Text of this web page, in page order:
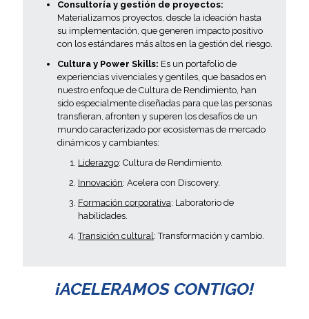
Consultoría y gestión de proyectos:
Materializamos proyectos, desde la ideación hasta
su implementación, que generen impacto positivo
con los estándares más altos en la gestión del riesgo.
Cultura y Power Skills: Es un portafolio de
experiencias vivenciales y gentiles, que basados en
nuestro enfoque de Cultura de Rendimiento, han
sido especialmente diseñadas para que las personas
transfieran, afronten y superen los desafíos de un
mundo caracterizado por ecosistemas de mercado
dinámicos y cambiantes:
Liderazgo: Cultura de Rendimiento.
Innovación: Acelera con Discovery.
Formación corporativa: Laboratorio de
habilidades.
Transición cultural: Transformación y cambio.
¡ACELERAMOS CONTIGO!